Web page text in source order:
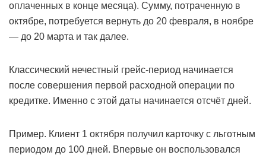
оплаченных в конце месяца). Сумму, потраченную в
октябре, потребуется вернуть до 20 февраля, в ноябре
— до 20 марта и так далее.
Классический нечестный грейс-период начинается
после совершения первой расходной операции по
кредитке. Именно с этой даты начинается отсчёт дней.
Пример. Клиент 1 октября получил карточку с льготным
периодом до 100 дней. Впервые он воспользовался